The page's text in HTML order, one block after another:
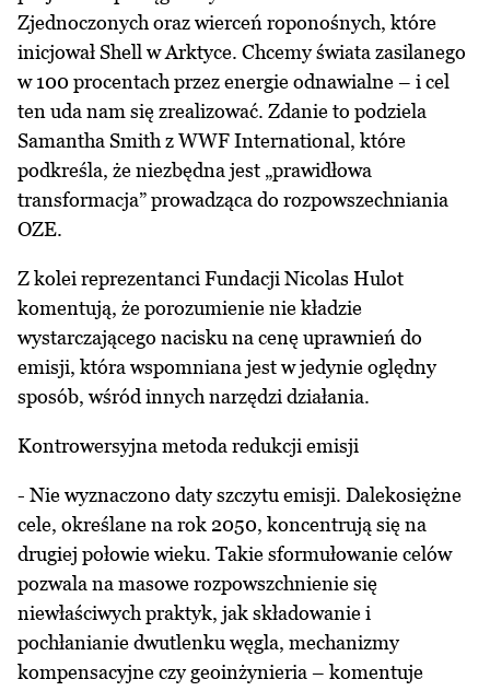
Zjednoczonych oraz wierceń roponośnych, które
inicjował Shell w Arktyce. Chcemy świata zasilanego
w 100 procentach przez energie odnawialne – i cel
ten uda nam się zrealizować. Zdanie to podziela
Samantha Smith z WWF International, które
podkreśla, że niezbędna jest „prawidłowa
transformacja” prowadząca do rozpowszechniania
OZE.
Z kolei reprezentanci Fundacji Nicolas Hulot
komentują, że porozumienie nie kładzie
wystarczającego nacisku na cenę uprawnień do
emisji, która wspomniana jest w jedynie oględny
sposób, wśród innych narzędzi działania.
Kontrowersyjna metoda redukcji emisji
- Nie wyznaczono daty szczytu emisji. Dalekosiężne
cele, określane na rok 2050, koncentrują się na
drugiej połowie wieku. Takie sformułowanie celów
pozwala na masowe rozpowszchnienie się
niewłaściwych praktyk, jak składowanie i
pochłanianie dwutlenku węgla, mechanizmy
kompensacyjne czy geoinżynieria – komentuje